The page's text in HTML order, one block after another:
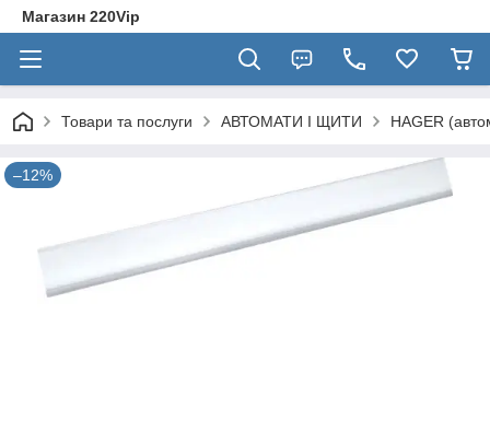
Магазин 220Vip
Товари та послуги АВТОМАТИ І ЩИТИ HAGER
–12%